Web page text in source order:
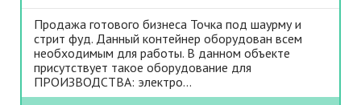
Продажа готового бизнеса Точка под шаурму и
стрит фуд. Данный контейнер оборудован всем
необходимым для работы. В данном объекте
присутствует такое оборудование для
ПРОИЗВОДСТВА: электро...